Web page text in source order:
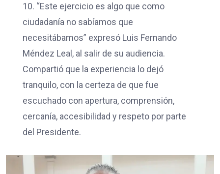
10. “Este ejercicio es algo que como
ciudadanía no sabíamos que
necesitábamos” expresó Luis Fernando
Méndez Leal, al salir de su audiencia.
Compartió que la experiencia lo dejó
tranquilo, con la certeza de que fue
escuchado con apertura, comprensión,
cercanía, accesibilidad y respeto por parte
del Presidente.